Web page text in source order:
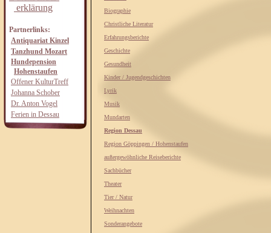
erklärung
Partnerlinks:
Antiquariat Kinzel
Tanzhund Mozart
Hundepension
Hohenstaufen
Offener KulturTreff
Johanna Schober
Dr. Anton Vogel
Ferien in Dessau
Biographie
Christliche Literatur
Erfahrungsberichte
Geschichte
Gesundheit
Kinder / Jugendgeschichten
Lyrik
Musik
Mundarten
Region Dessau
Region Göppingen / Hohenstaufen
außergewöhnliche Reiseberichte
Sachbücher
Theater
Tier / Natur
Weihnachten
Sonderangebote